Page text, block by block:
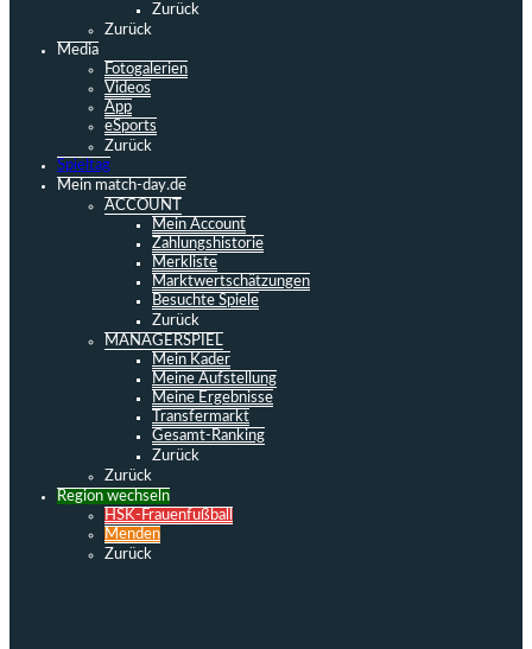
Zurück
Zurück
Media
Fotogalerien
Videos
App
eSports
Zurück
Spieltag
Mein match-day.de
ACCOUNT
Mein Account
Zahlungshistorie
Merkliste
Marktwertschätzungen
Besuchte Spiele
Zurück
MANAGERSPIEL
Mein Kader
Meine Aufstellung
Meine Ergebnisse
Transfermarkt
Gesamt-Ranking
Zurück
Zurück
Region wechseln
HSK-Frauenfußball
Menden
Zurück